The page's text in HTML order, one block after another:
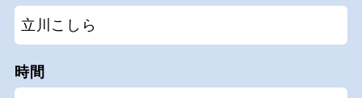
立川こしら
時間